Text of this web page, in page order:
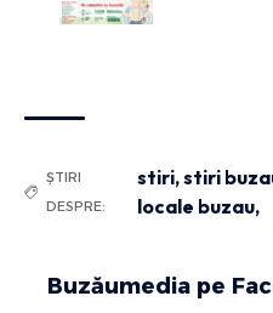
ȘTIRI
DESPRE:
stiri,stiri
locale buzau,
Buzăumedia pe